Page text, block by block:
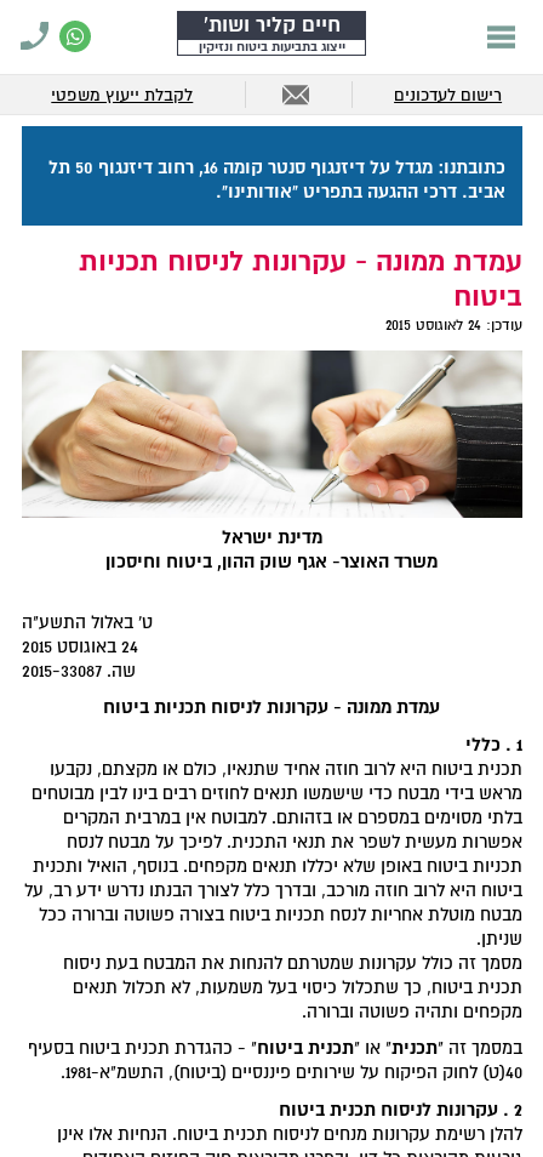
חיים קליר ושות'
ייצוג בתביעות ביטוח ונזיקין
רישום לעדכונים לקבלת ייעוץ משפטי
כתובתנו: מגדל על דיזנגוף סנטר קומה 16, רחוב דיזנגוף 50 תל
אביב. דרכי ההגעה בתפריט "אודותינו".
עמדת ממונה - עקרונות לניסוח תכניות
ביטוח
עודכן:24 לאוגוסט 2015
מדינת ישראל
משרד האוצר- אגף שוק ההון, ביטוח וחיסכון
ט' באלול התשע"ה
24 באוגוסט 2015
שה. 2015-33087
עמדת ממונה - עקרונות לניסוח תכניות ביטוח
1 . כללי
תכנית ביטוח היא לרוב חוזה אחיד שתנאיו, כולם או מקצתם, נקבעו
מראש בידי מבטח כדי שישמשו תנאים לחוזים רבים בינו לבין מבוטחים
בלתי מסוימים במספרם או בזהותם. למבוטח אין במרבית המקרים
אפשרות מעשית לשפר את תנאי התכנית. לפיכך על מבטח לנסח
תכניות ביטוח באופן שלא יכללו תנאים מקפחים. בנוסף, הואיל ותכנית
ביטוח היא לרוב חוזה מורכב, ובדרך כלל לצורך הבנתו נדרש ידע רב, על
מבטח מוטלת אחריות לנסח תכניות ביטוח בצורה פשוטה וברורה ככל
שניתן.
מסמך זה כולל עקרונות שמטרתם להנחות את המבטח בעת ניסוח
תכנית ביטוח, כך שתכלול כיסוי בעל משמעות, לא תכלול תנאים
מקפחים ותהיה פשוטה וברורה.
במסמך זה "תכנית" או "תכנית ביטוח" - כהגדרת תכנית ביטוח בסעיף
40(ט) לחוק הפיקוח על שירותים פיננסיים (ביטוח), התשמ"א-1981.
2 . עקרונות לניסוח תכנית ביטוח
להלן רשימת עקרונות מנחים לניסוח תכנית ביטוח. הנחיות אלו אינן